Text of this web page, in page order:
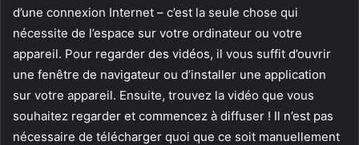
d’une connexion Internet – c’est la seule chose qui
nécessite de l’espace sur votre ordinateur ou votre
appareil. Pour regarder des vidéos, il vous suffit d’ouvrir
une fenêtre de navigateur ou d’installer une application
sur votre appareil. Ensuite, trouvez la vidéo que vous
souhaitez regarder et commencez à diffuser ! Il n’est pas
nécessaire de télécharger quoi que ce soit manuellement